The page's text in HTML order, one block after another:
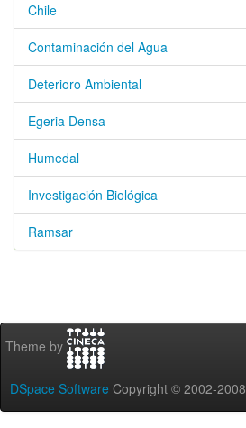
Chile
Contaminación del Agua
Deterioro Ambiental
Egeria Densa
Humedal
Investigación Biológica
Ramsar
Theme by
DSpace Software Copyright © 2002-2008